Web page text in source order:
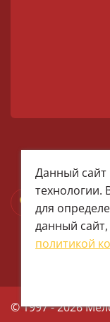
+7
Тел:+7
Тел: +7
+7
© 1997 - 2026
Данный сайт
технологии.
для
данный
политикой